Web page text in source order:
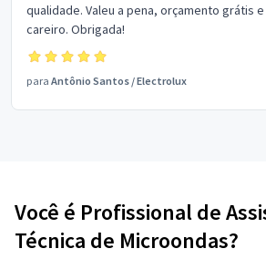
qualidade. Valeu a pena, orçamento grátis e
careiro. Obrigada!
para Antônio Santos /Electrolux
Você é Profissional de
Técnica de Microondas?